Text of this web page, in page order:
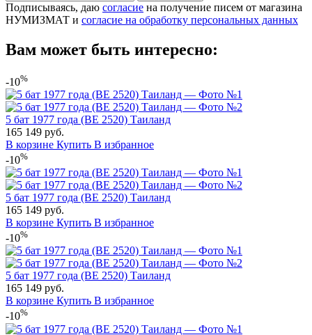
Подписываясь, даю согласие на получение писем от магазина
НУМИЗМАТ и согласие на обработку персональных данных
Вам может быть интересно:
-10%
5 бат 1977 года (BE 2520) Таиланд
165 149 руб.
В корзине Купить В избранное
-10%
5 бат 1977 года (BE 2520) Таиланд
165 149 руб.
В корзине Купить В избранное
-10%
5 бат 1977 года (BE 2520) Таиланд
165 149 руб.
В корзине Купить В избранное
-10%